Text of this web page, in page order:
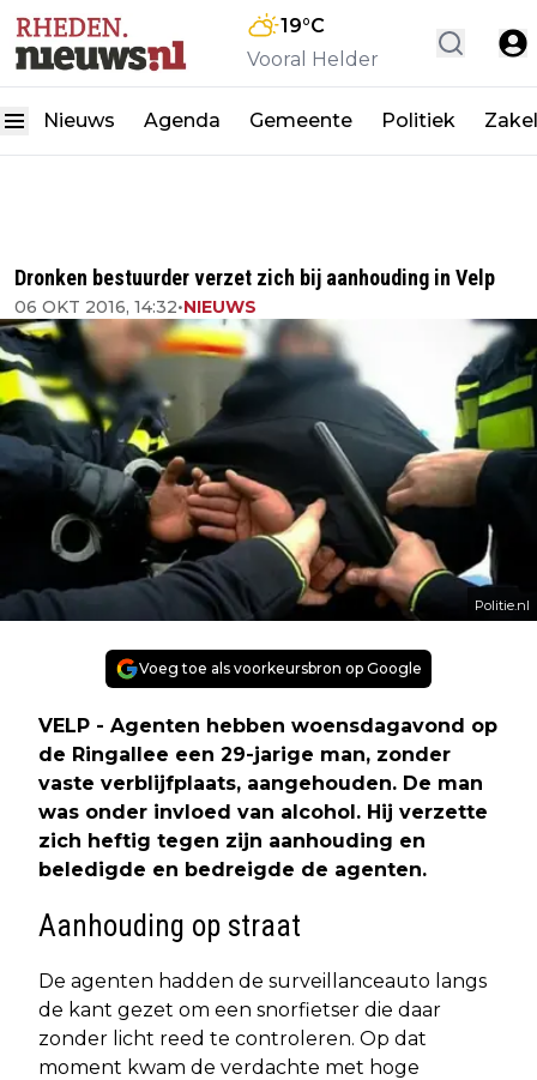
19°C
Vooral Helder
Nieuws Agenda Gemeente Politiek
Dronken bestuurder verzet zich bij aanhouding in Velp
06 OKT 2016, 14:32•NIEUWS
Politie.nl
Voeg toe als voorkeursbron op Google
VELP - Agenten hebben woensdagavond op
de Ringallee een 29-jarige man, zonder
vaste verblijfplaats, aangehouden. De man
was onder invloed van alcohol. Hij verzette
zich heftig tegen zijn aanhouding en
beledigde en bedreigde de agenten.
Aanhouding op straat
De agenten hadden de surveillanceauto langs
de kant gezet om een snorfietser die daar
zonder licht reed te controleren. Op dat
moment kwam de verdachte met hoge